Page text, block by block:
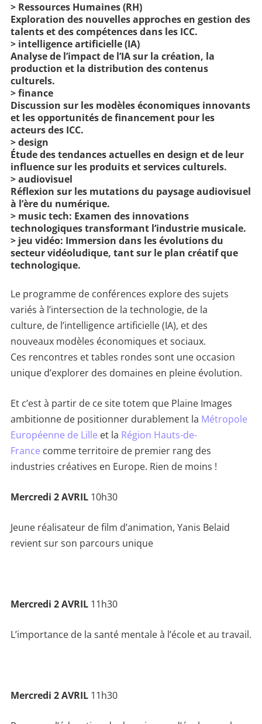
> Ressources Humaines (RH)
Exploration des nouvelles approches en gestion des
talents et des compétences dans les ICC.
> intelligence artificielle (IA)
Analyse de l’impact de l’IA sur la création, la
production et la distribution des contenus
culturels.
> finance
Discussion sur les modèles économiques innovants
et les opportunités de financement pour les
acteurs des ICC.
> design
Étude des tendances actuelles en design et de leur
influence sur les produits et services culturels.
> audiovisuel
Réflexion sur les mutations du paysage audiovisuel
à l’ère du numérique.
> music tech: Examen des innovations
technologiques transformant l’industrie musicale.
> jeu vidéo: Immersion dans les évolutions du
secteur vidéoludique, tant sur le plan créatif que
technologique.
Le programme de conférences explore des sujets
variés à l’intersection de la technologie, de la
culture, de l’intelligence artificielle (IA), et des
nouveaux modèles économiques et sociaux.
Ces rencontres et tables rondes sont une occasion
unique d’explorer des domaines en pleine évolution.
Et c’est à partir de ce site totem que Plaine Images
ambitionne de positionner durablement la Métropole
Européenne de Lille et la Région Hauts-de-
France comme territoire de premier rang des
industries créatives en Europe. Rien de moins !
Mercredi 2 AVRIL 10h30
Jeune réalisateur de film d’animation, Yanis Belaid
revient sur son parcours unique
Mercredi 2 AVRIL 11h30
L’importance de la santé mentale à l’école et au travail.
Mercredi 2 AVRIL 11h30